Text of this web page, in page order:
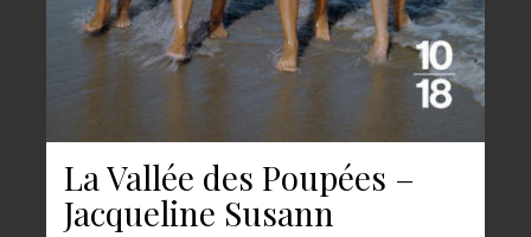
La Vallée des Poupées –
Jacqueline Susann